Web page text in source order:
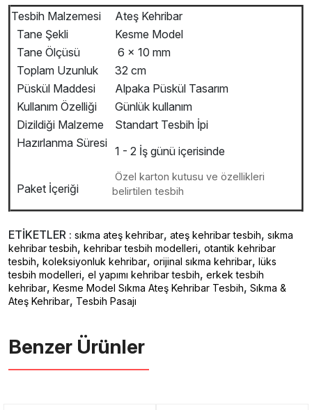
Tesbih Malzemesi
Ateş Kehribar
Tane Şekli
Kesme Model
Tane Ölçüsü
6 x 10 mm
Toplam Uzunluk
32 cm
Püskül Maddesi
Alpaka Püskül Tasarım
Kullanım Özelliği
Günlük kullanım
Dizildiği Malzeme
Standart Tesbih İpi
Hazırlanma Süresi
1 - 2 İş günü içerisinde
Paket İçeriği
Özel karton kutusu ve özellikleri
belirtilen tesbih
ETİKETLER : sıkma ateş kehribar, ateş kehribar tesbih, sıkma
kehribar tesbih, kehribar tesbih modelleri, otantik kehribar
tesbih, koleksiyonluk kehribar, orijinal sıkma kehribar, lüks
tesbih modelleri, el yapımı kehribar tesbih, erkek tesbih
kehribar, Kesme Model Sıkma Ateş Kehribar Tesbih, Sıkma &
Ateş Kehribar, Tesbih Pasajı
Benzer Ürünler ️